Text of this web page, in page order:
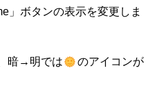
」ボタンの表示を変更しま
暗→明では
のアイコンが